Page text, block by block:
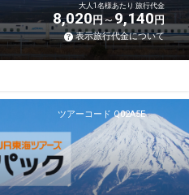
大人1名様あたり 旅行代金
8,020円 9,140円
表示旅行代金について
ツアーコード Q02A5E